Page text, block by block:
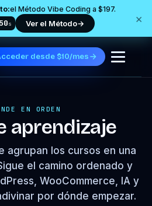
el Método Vibe Coding a $197.
50s Ver el Método→ ×
desde $10/mes
EN ORDEN
aprendizaje
agrupan los cursos en una
el camino ordenado y
WooCommerce, IA y
por dónde empezar.